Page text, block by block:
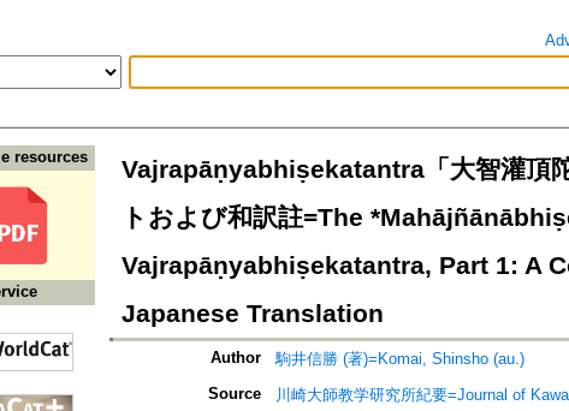
resources
Vajrapāṇyabhiṣekatantra「大智灌頂
トおよび和訳註=The
Vajrapāṇyabhiṣekatantra, Part 1: A
Japanese Translation
Author
駒井信勝 (著)=Komai, Shinsho (au.)
Source
川崎大師教学研究所紀要=Journal of